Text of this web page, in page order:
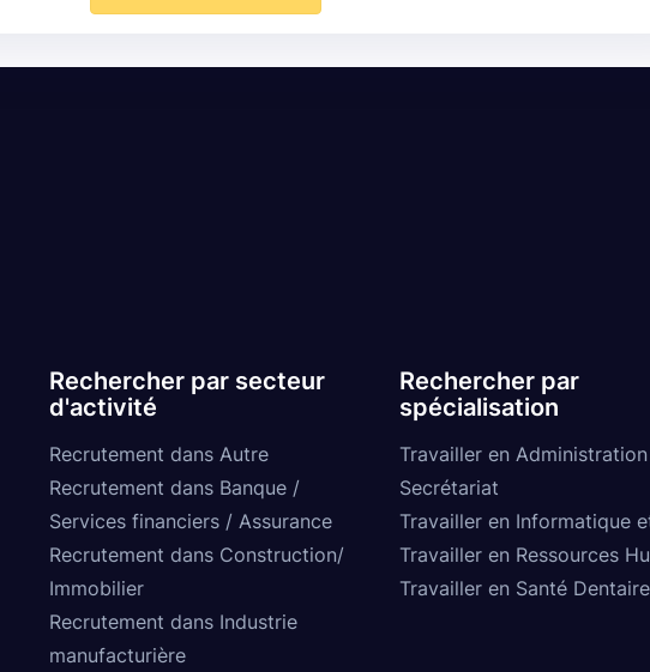
Rechercher par secteur
d'activité
Recrutement dans Autre
Recrutement dans Banque /
Services financiers / Assurance
Recrutement dans Construction/
Immobilier
Recrutement dans Industrie
manufacturière
Rechercher par
spécialisation
Travailler en
Secrétariat
Travailler en Informatique
Travailler en Ressources
Travailler en Santé Dentaire